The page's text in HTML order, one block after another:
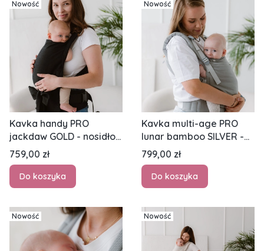
Nowość
Kavka handy PRO
jackdaw GOLD - nosidło
hybrydowe regulowane
Cena
759,00 zł
Do koszyka
Nowość
Kavka multi-age PRO
lunar bamboo SILVER -
nosidło klamrowe
regulowane
Cena
799,00 zł
Do koszyka
Nowość Nowość